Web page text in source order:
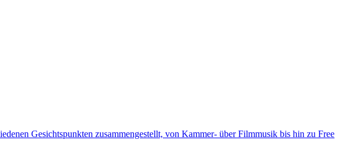
Gesichtspunkten zusammengestellt, von Kammer- über Filmmusik bis hin zu Free